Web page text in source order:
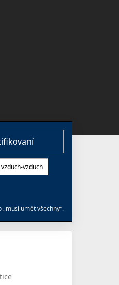
vzduch
umět všechny“.